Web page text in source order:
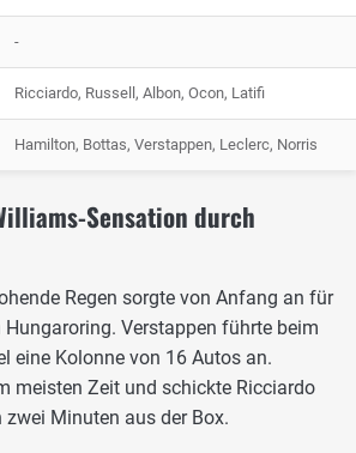
-
Ricciardo, Russell, Albon, Ocon, Latifi
Hamilton, Bottas, Verstappen, Leclerc, Norris
Sensation durch
Regen sorgte von Anfang an für
Verstappen führte beim
eine Kolonne von 16 Autos an.
meisten Zeit und schickte Ricciardo
zwei Minuten aus der Box.